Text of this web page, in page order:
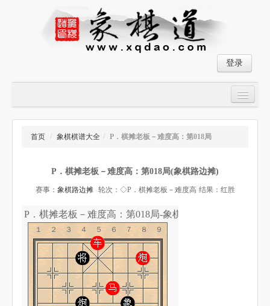
登录
大师对局
象棋棋谱
象棋小游戏
首页 / 象棋棋谱大全 / P．棋摊老板－难度高：第018局
P．棋摊老板－难度高：第018局(象棋路边摊)
赛事： 象棋路边摊 轮次：◇P．棋摊老板－难度高 结果：红胜
P．棋摊老板－难度高：第018局-象棋道
１２３４５６７８９